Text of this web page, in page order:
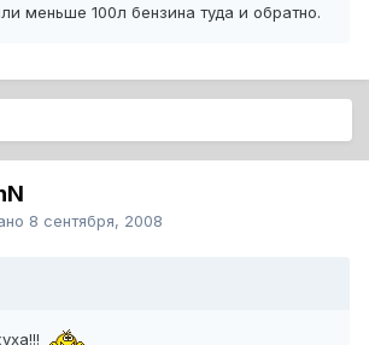
меньше 100л бензина туда и обратно.
8 сентября, 2008